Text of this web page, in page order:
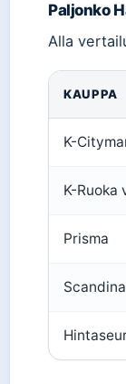
Paljonko
Alla
KAUPPA
K-
K-Ruoka
Prisma